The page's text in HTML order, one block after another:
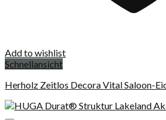
Add to wishlist
Schnellansicht
Herholz Zeitlos Decora Vital Saloon-